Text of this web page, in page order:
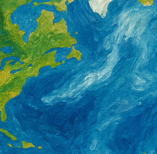
勞退自提新制上路 8月起雇主不得拒絕勞
工申請
2 天 AGO
漁
焦
2